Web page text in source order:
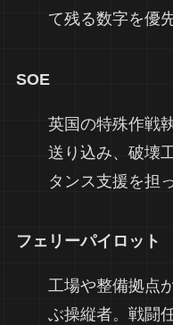
て残る数字を優
SOE
英国の特殊作戦
送り込み、破壊
タンス支援を担
フェリーパイロット
工場や整備拠点
ぶ操縦者。戦闘